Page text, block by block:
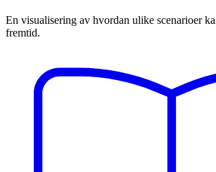
En visualisering av hvordan ulike scenarioer
fremtid.